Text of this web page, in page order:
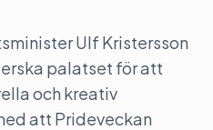
Ulf Kristersson
palatset för att
och kreativ
att Prideveckan